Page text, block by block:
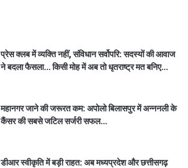
प्रेस क्लब में व्यक्ति नहीं, संविधान सर्वोपरि: सदस्यों की आवाज
ने बदला फैसला… किसी मोह में अब तो धृतराष्ट्र मत बनिए…
महानगर जाने की जरूरत कम: अपोलो बिलासपुर में अन्ननली के
कैंसर की सबसे जटिल सर्जरी सफल…
डीआर स्वीकृति में बड़ी राहत: अब मध्यप्रदेश और छत्तीसगढ़